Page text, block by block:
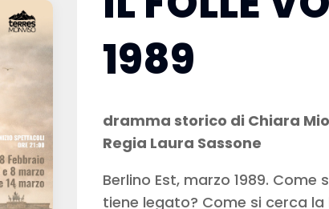
1989
dramma storico di Chiara
Regia Laura Sassone
Berlino Est, marzo 1989.
tiene legato? Come si cerca